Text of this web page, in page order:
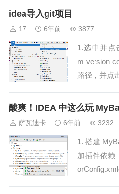
idea导入git项目
17 6年前 3877
1.选中并
m version
路径，并点
酸爽！IDEA 中这么玩
萨瓦迪卡 6年前 3232
1. 搭建
加插件依赖